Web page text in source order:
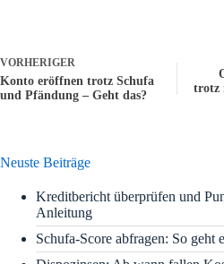
VORHERIGER
Konto eröffnen trotz Schufa
und Pfändung – Geht das?
trotz
Neuste Beiträge
Kreditbericht überprüfen und
Anleitung
Schufa-Score abfragen: So geht